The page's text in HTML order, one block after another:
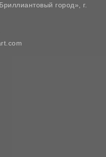
город»,
г.